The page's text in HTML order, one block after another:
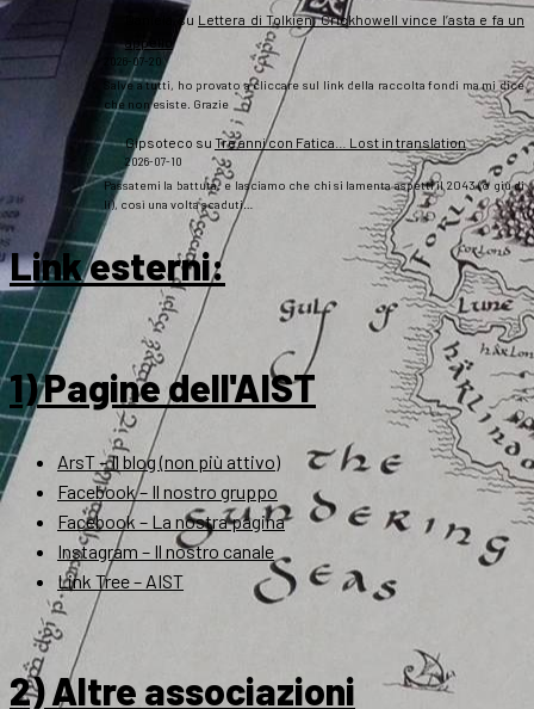
su Lettera di Tolkien, Crickhowell vince l’asta e fa un
appello
2026-07-20
Salve a tutti, ho provato a cliccare sul link della raccolta fondi ma mi dice
che non esiste. Grazie
Gipsoteco su Tre anni con Fatica… Lost in translation
2026-07-10
Passatemi la battuta: e lasciamo che chi si lamenta aspetti il 2043 (o giù di
lì), così una volta scaduti…
Link esterni:
1) Pagine dell'AIST
ArsT – Il blog (non più attivo)
Facebook – Il nostro gruppo
Facebook – La nostra pagina
Instagram – Il nostro canale
Link Tree – AIST
2) Altre associazioni